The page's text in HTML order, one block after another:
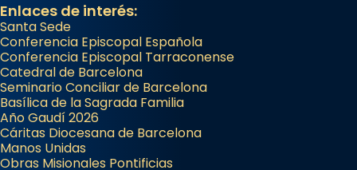
Enlaces de interés:
Santa Sede
Conferencia Episcopal Española
Conferencia Episcopal Tarraconense
Catedral de Barcelona
Seminario Conciliar de Barcelona
Basílica de la Sagrada Familia
Año Gaudí 2026
Cáritas Diocesana de Barcelona
Manos Unidas
Obras Misionales Pontificias